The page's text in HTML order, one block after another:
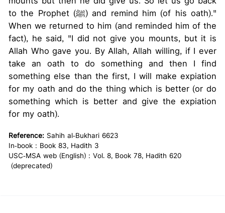
to the Prophet (ﷺ) and remind him (of his oath)."
When we returned to him (and reminded him of the
fact), he said, "I did not give you mounts, but it is
Allah Who gave you. By Allah, Allah willing, if I ever
take an oath to do something and then I find
something else than the first, I will make expiation
for my oath and do the thing which is better (or do
something which is better and give the expiation
for my oath).
Reference: Sahih al-Bukhari 6623
In-book : Book 83, Hadith 3
USC-MSA web (English) : Vol. 8, Book 78, Hadith 620
(deprecated)